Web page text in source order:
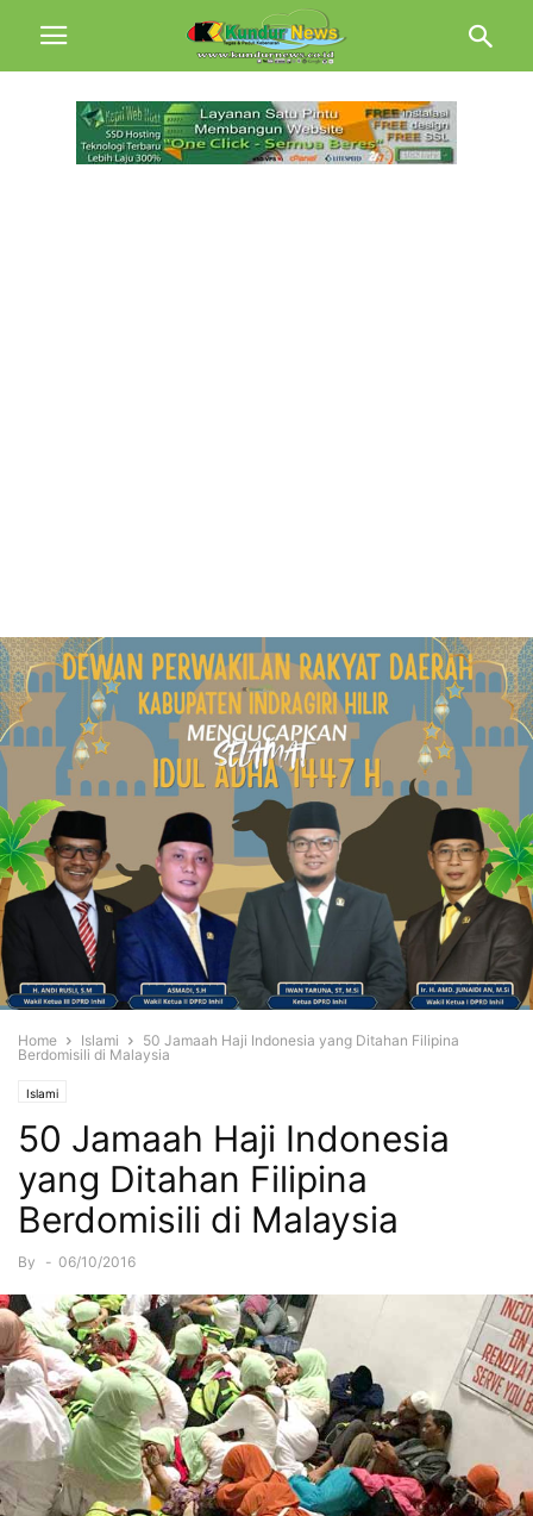
Home Islami
50 Jamaah Haji Indonesia yang Ditahan Filipina
Berdomisili di Malaysia
Islami
50 Jamaah Haji Indonesia
yang Ditahan Filipina
Berdomisili di Malaysia
By - 06/10/2016